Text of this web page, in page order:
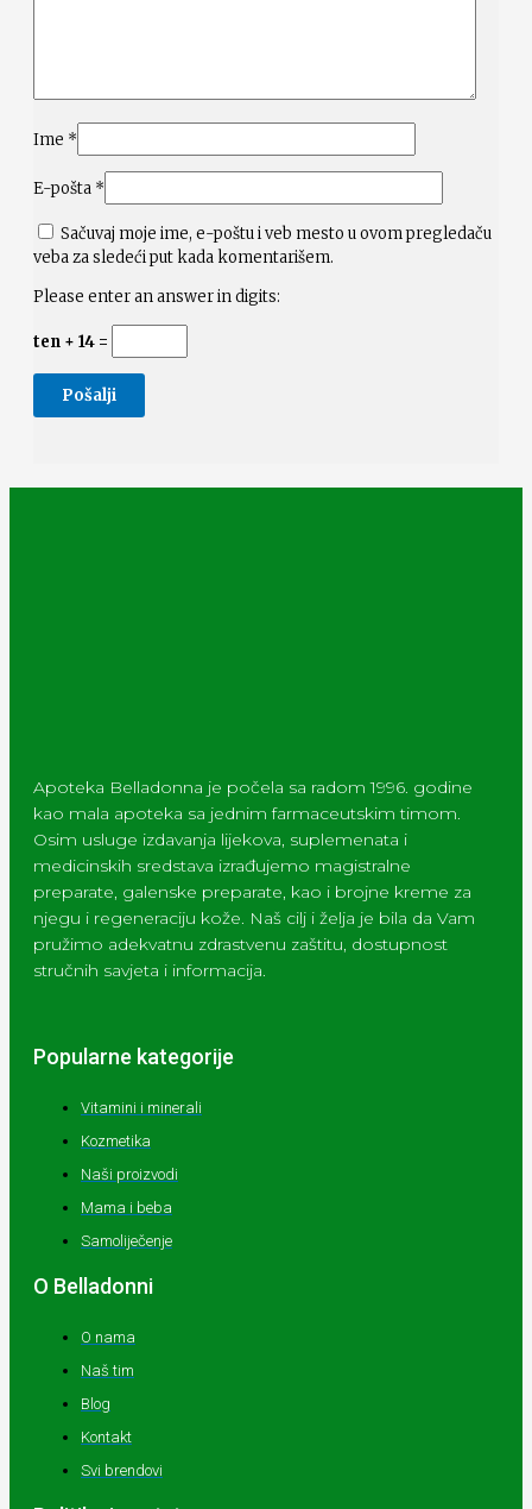
Ime *
E-pošta *
Sačuvaj moje ime, e-poštu i veb mesto u ovom pregledaču
veba za sledeći put kada komentarišem.
Please enter an answer in digits:
ten + 14 =
Apoteka Belladonna je počela sa radom 1996. godine
kao mala apoteka sa jednim farmaceutskim timom.
Osim usluge izdavanja lijekova, suplemenata i
medicinskih sredstava izrađujemo magistralne
preparate, galenske preparate, kao i brojne kreme za
njegu i regeneraciju kože. Naš cilj i želja je bila da Vam
pružimo adekvatnu zdrastvenu zaštitu, dostupnost
stručnih savjeta i informacija.
Popularne kategorije
Vitamini i minerali
Kozmetika
Naši proizvodi
Mama i beba
Samoliječenje
O Belladonni
O nama
Naš tim
Blog
Kontakt
Svi brendovi